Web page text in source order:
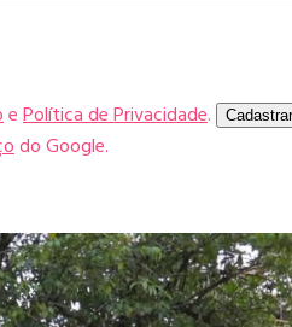
ePolítica de Privacidade. Cadastrar
do Google.